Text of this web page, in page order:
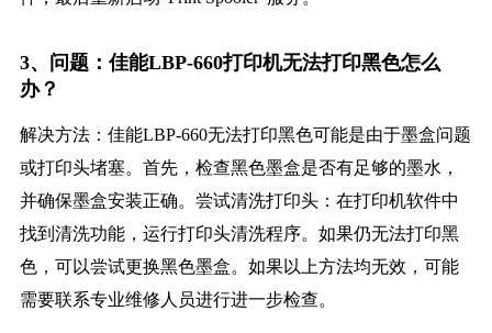
3、问题：佳能LBP-660打印机无法打印黑色怎么
办？
解决方法：佳能LBP-660无法打印黑色可能是由于墨盒问题
或打印头堵塞。首先，检查黑色墨盒是否有足够的墨水，
并确保墨盒安装正确。尝试清洗打印头：在打印机软件中
找到清洗功能，运行打印头清洗程序。如果仍无法打印黑
色，可以尝试更换黑色墨盒。如果以上方法均无效，可能
需要联系专业维修人员进行进一步检查。